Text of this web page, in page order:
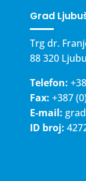
Grad
Trg dr.
88 320
Telefon:
Fax: +387
E-mail:
ID broj: